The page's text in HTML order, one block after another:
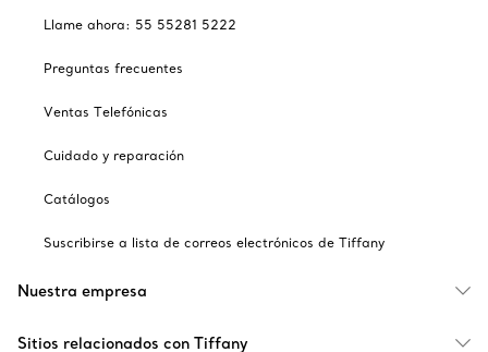
Llame ahora: 55 55281 5222
Preguntas frecuentes
Ventas Telefónicas
Cuidado y reparación
Catálogos
Suscribirse a lista de correos electrónicos de Tiffany
Nuestra empresa
Sitios relacionados con Tiffany